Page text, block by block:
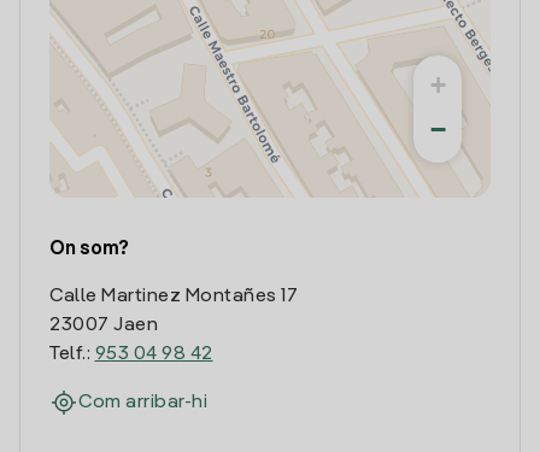
+
−
On som?
Calle Martinez Montañes 17
23007 Jaen
Telf.: 953 04 98 42
Com arribar-hi